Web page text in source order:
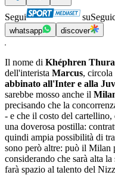
Segui su
whatsapp discover
Il nome di Khéphren
dell'interista Marcus, circola
abbinato all'Inter e alla
sarebbe mosso anche il
precisando che la
- e che il costo del cartellino,
una doverosa postilla:
quindi ampia possibilità di
sono però altre: può il Milan
considerando che sarà alta
farà spazio al talento del